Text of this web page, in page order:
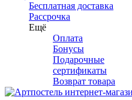
Бесплатная доставка
Рассрочка
Ещё
Оплата
Бонусы
Подарочные
сертификаты
Возврат товара